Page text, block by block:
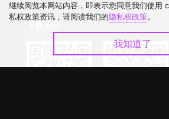
继续阅览本网站内容，即表示您同意我们使用
私权政策资讯，请阅读我们的隐私权政策。
我知道了